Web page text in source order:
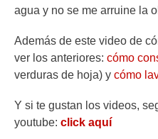
agua y no se me arruine la
Además de este video de
ver los anteriores: cómo
verduras de hoja) y cómo
Y si te gustan los videos,
youtube: click aquí